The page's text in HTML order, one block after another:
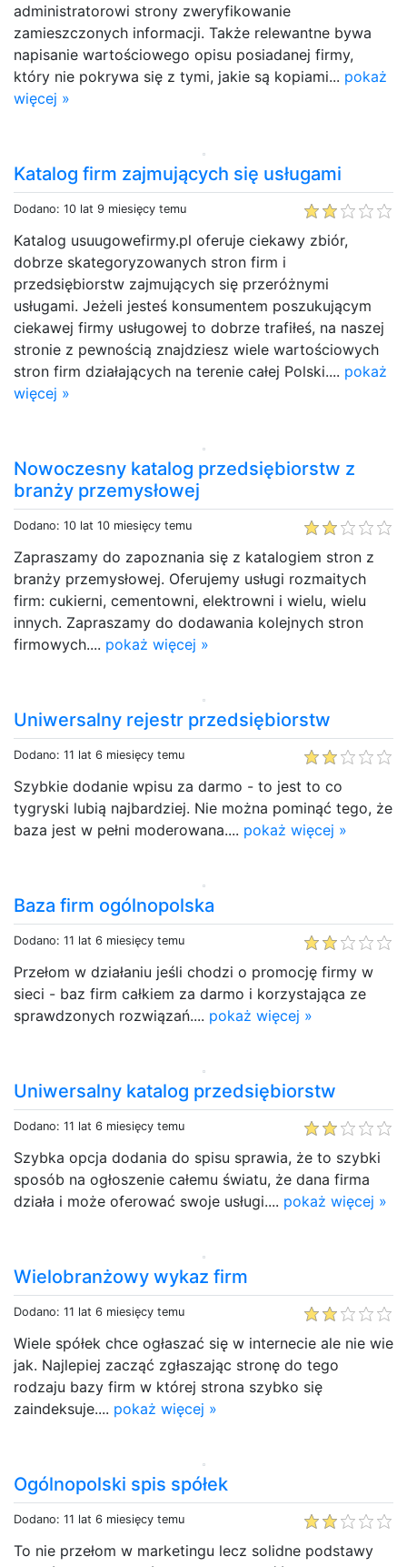
administratorowi strony zweryfikowanie
zamieszczonych informacji. Także relewantne bywa
napisanie wartościowego opisu posiadanej firmy,
który nie pokrywa się z tymi, jakie są kopiami... pokaż
więcej »
Katalog firm zajmujących się usługami
Dodano: 10 lat 9 miesięcy temu
Katalog usuugowefirmy.pl oferuje ciekawy zbiór,
dobrze skategoryzowanych stron firm i
przedsiębiorstw zajmujących się przeróżnymi
usługami. Jeżeli jesteś konsumentem poszukującym
ciekawej firmy usługowej to dobrze trafiłeś, na naszej
stronie z pewnością znajdziesz wiele wartościowych
stron firm działających na terenie całej Polski.... pokaż
więcej »
Nowoczesny katalog przedsiębiorstw z
branży przemysłowej
Dodano: 10 lat 10 miesięcy temu
Zapraszamy do zapoznania się z katalogiem stron z
branży przemysłowej. Oferujemy usługi rozmaitych
firm: cukierni, cementowni, elektrowni i wielu, wielu
innych. Zapraszamy do dodawania kolejnych stron
firmowych.... pokaż więcej »
Uniwersalny rejestr przedsiębiorstw
Dodano: 11 lat 6 miesięcy temu
Szybkie dodanie wpisu za darmo - to jest to co
tygryski lubią najbardziej. Nie można pominąć tego, że
baza jest w pełni moderowana.... pokaż więcej »
Baza firm ogólnopolska
Dodano: 11 lat 6 miesięcy temu
Przełom w działaniu jeśli chodzi o promocję firmy w
sieci - baz firm całkiem za darmo i korzystająca ze
sprawdzonych rozwiązań.... pokaż więcej »
Uniwersalny katalog przedsiębiorstw
Dodano: 11 lat 6 miesięcy temu
Szybka opcja dodania do spisu sprawia, że to szybki
sposób na ogłoszenie całemu światu, że dana firma
działa i może oferować swoje usługi.... pokaż więcej »
Wielobranżowy wykaz firm
Dodano: 11 lat 6 miesięcy temu
Wiele spółek chce ogłaszać się w internecie ale nie wie
jak. Najlepiej zacząć zgłaszając stronę do tego
rodzaju bazy firm w której strona szybko się
zaindeksuje.... pokaż więcej »
Ogólnopolski spis spółek
Dodano: 11 lat 6 miesięcy temu
To nie przełom w marketingu lecz solidne podstawy